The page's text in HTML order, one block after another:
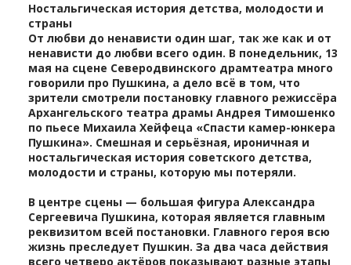
Ностальгическая история детства, молодости и
страны
От любви до ненависти один шаг, так же как и от
ненависти до любви всего один. В понедельник, 13
мая на сцене Северодвинского драмтеатра много
говорили про Пушкина, а дело всё в том, что
зрители смотрели постановку главного режиссёра
Архангельского театра драмы Андрея Тимошенко
по пьесе Михаила Хейфеца «Спасти камер-юнкера
Пушкина». Смешная и серьёзная, ироничная и
ностальгическая история советского детства,
молодости и страны, которую мы потеряли.
В центре сцены — большая фигура Александра
Сергеевича Пушкина, которая является главным
реквизитом всей постановки. Главного героя всю
жизнь преследует Пушкин. За два часа действия
всего четверо актёров показывают разные этапы